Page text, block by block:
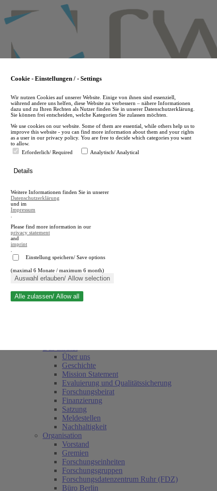
to
main
en
A
A
Suche schließen
Über uns
Geschichte
Mission Statement
Evaluierung und Qualitätssicherung
Forschungsbeirat
Finanzierung
Satzung
Meldestellen
Nachhaltigkeit
Organisation
Vorstand
Gremien
Forschungseinheiten
Forschungsgruppen
Forschungsdatenzentrum Ruhr (FDZ)
Büro Berlin
Cookie - Einstellungen / - Settings
Wir nutzen Cookies auf unserer Website. Einige von ihnen sind essenziell,
während andere uns helfen, diese Website zu verbessern – nähere Informationen
dazu und zu Ihren Rechten als Nutzer finden Sie in unserer Datenschutzerklärung.
Sie können frei entscheiden, welche Kategorien Sie zulassen möchten.
We use cookies on our website. Some of them are essential, while others help us to
improve this website - you can find more information about them and your rights
as a user in our privacy policy. You are free to decide which categories you want
to allow.
Erforderlich/ Required
Analytisch/ Analytical
Details
Weitere Informationen finden Sie in unserer
Datenschutzerklärung
und im
Impressum
Please find more information in our
privacy statement
and
imprint
Einstellung speichern/ Save options
(maximal 6 Monate / maximum 6 month)
Auswahl erlauben/ Allow selection
Alle zulassen/ Allow all